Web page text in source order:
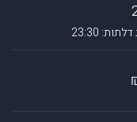
23:30